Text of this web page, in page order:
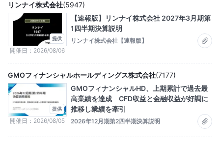
提供
開催日 2026/08/06
リンナイ株式会社(5947)
【速報版】リンナイ株式会社 2027年3月期第
1四半期決算説明
リンナイ株式会社【速報版】
提供
開催日 2026/08/05
GMOフィナンシャルホールディングス株式会社(7177)
GMOフィナンシャルHD、上期累計で過去最
高業績を達成 CFD収益と金融収益が好調に
推移し業績を牽引
2026年12月期第2四半期決算説明